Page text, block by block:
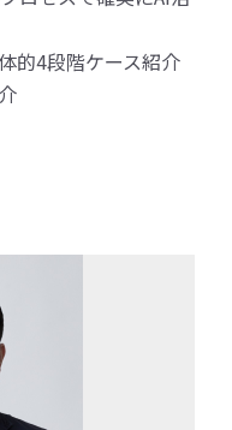
的4段階ケース紹介